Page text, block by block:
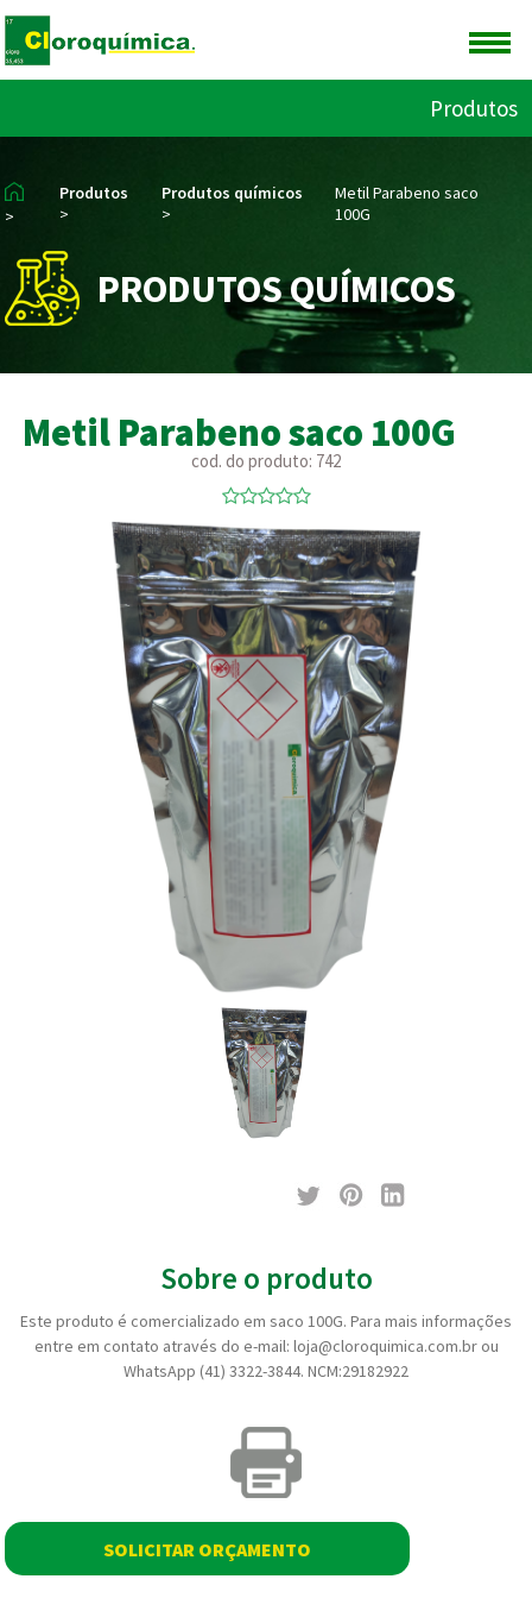
Produtos
>
Produtos
>
Produtos químicos
>
Metil Parabeno saco
100G
PRODUTOS QUÍMICOS
Metil Parabeno saco 100G
cod. do produto: 742
Sobre o produto
Este produto é comercializado em saco 100G. Para mais informações
entre em contato através do e-mail: loja@cloroquimica.com.br ou
WhatsApp (41) 3322-3844. NCM:29182922
SOLICITAR ORÇAMENTO